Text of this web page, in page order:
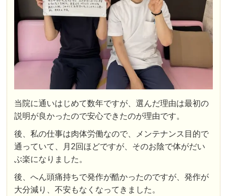
当院に通いはじめて数年ですが、選んだ理由は最初の
説明が良かったので安心できたのが理由です。
後、私の仕事は肉体労働なので、メンテナンス目的で
通っていて、月2回ほどですが、そのお陰で体がだい
ぶ楽になりました。
後、へん頭痛持ちで発作が酷かったのですが、発作が
大分減り、不安もなくなってきました。